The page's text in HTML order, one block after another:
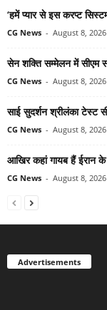
‘हमें प्यार से इस करप्ट
CG News - August 8, 2026
सेन शक्ति सम्मेलन में सीएम
CG News - August 8, 2026
साई सुदर्शन श्रीलंका टेस्ट
CG News - August 8, 2026
आखिर कहां गायब हैं ईरान
CG News - August 8, 2026
Advertisements